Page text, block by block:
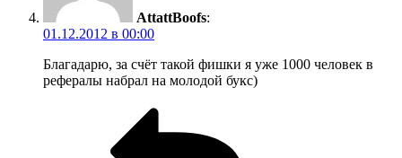
AttattBoofs:
01.12.2012 в 00:00
Благадарю, за счёт такой фишки я уже 1000 человек в
рефералы набрал на молодой букс)